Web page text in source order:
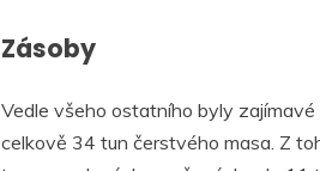
Zásoby
Vedle všeho ostatního byly
celkově 34 tun čerstvého masa. Z